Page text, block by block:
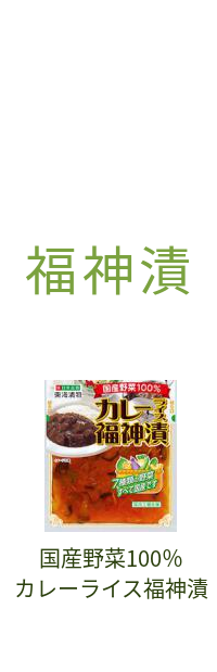
福神漬
国産野菜100％
カレーライス福神漬